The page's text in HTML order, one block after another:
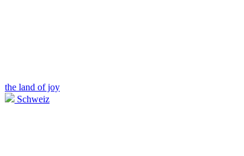
the land of joy
Schweiz